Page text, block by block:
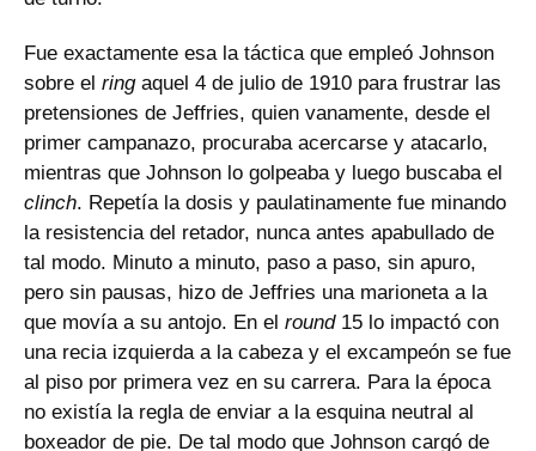
Fue exactamente esa la táctica que empleó Johnson
sobre el ringaquel 4 de julio de 1910 para frustrar las
pretensiones de Jeffries, quien vanamente, desde el
primer campanazo, procuraba acercarse y atacarlo,
mientras que Johnson lo golpeaba y luego buscaba el
clinch. Repetía la dosis y paulatinamente fue minando
la resistencia del retador, nunca antes apabullado de
tal modo. Minuto a minuto, paso a paso, sin apuro,
pero sin pausas, hizo de Jeffries una marioneta a la
que movía a su antojo. En el round15 lo impactó con
una recia izquierda a la cabeza y el excampeón se fue
al piso por primera vez en su carrera. Para la época
no existía la regla de enviar a la esquina neutral al
boxeador de pie. De tal modo que Johnson cargó de